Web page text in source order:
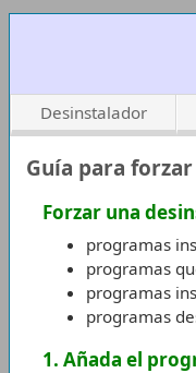
Desinstalador
Guía para
Forzar una
programas
programas
programas
programas
1. Añada el